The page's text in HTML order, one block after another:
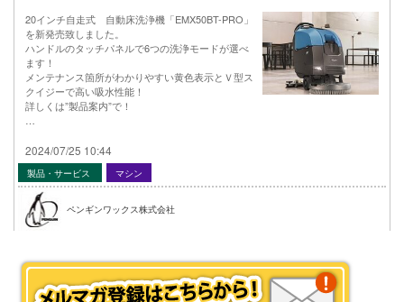
20インチ自走式 自動床洗浄機「EMX50BT-PRO」
を新発売致しました。
ハンドルのタッチパネルで6つの洗浄モードが選べ
ます！
メンテナンス箇所がわかりやすい黄色表示とＶ型ス
クイジーで高い吸水性能！
詳しくは”製品案内”で！
2024/07/25 10:44
製品・サービス マシン
ペンギンワックス株式会社